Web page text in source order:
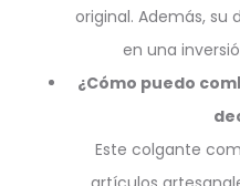
original. Además, su
en una
¿Cómo puedo
Este colgante